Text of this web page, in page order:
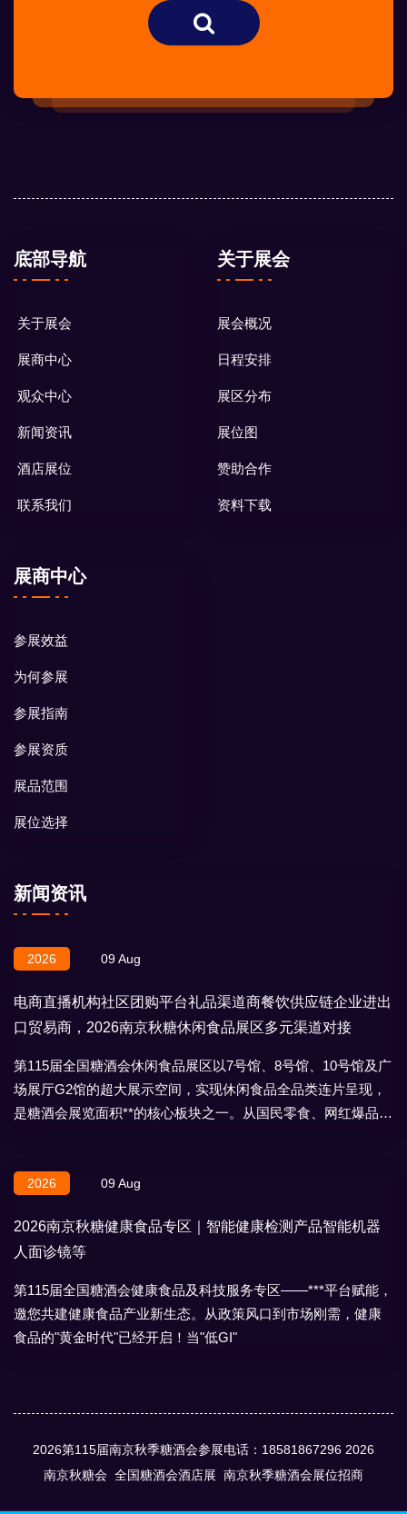
底部导航
关于展会
展商中心
观众中心
新闻资讯
酒店展位
联系我们
关于展会
展会概况
日程安排
展区分布
展位图
赞助合作
资料下载
展商中心
参展效益
为何参展
参展指南
参展资质
展品范围
展位选择
新闻资讯
2026 09 Aug
电商直播机构社区团购平台礼品渠道商餐饮供应链企业进出
口贸易商，2026南京秋糖休闲食品展区多元渠道对接
第115届全国糖酒会休闲食品展区以7号馆、8号馆、10号馆及广
场展厅G2馆的超大展示空间，实现休闲食品全品类连片呈现，
是糖酒会展览面积**的核心板块之一。从国民零食、网红爆品到
2026 09 Aug
2026南京秋糖健康食品专区｜智能健康检测产品智能机器
人面诊镜等
第115届全国糖酒会健康食品及科技服务专区——***平台赋能，
邀您共建健康食品产业新生态。从政策风口到市场刚需，健康
食品的"黄金时代"已经开启！当"低GI"
2026第115届南京秋季糖酒会参展电话：18581867296 2026
南京秋糖会 全国糖酒会酒店展 南京秋季糖酒会展位招商